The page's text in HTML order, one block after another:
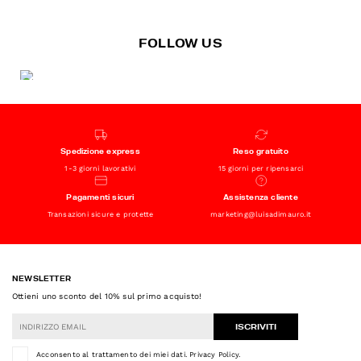
FOLLOW US
Spedizione express
1-3 giorni lavorativi
Reso gratuito
15 giorni per ripensarci
Pagamenti sicuri
Transazioni sicure e protette
Assistenza cliente
marketing@luisadimauro.it
NEWSLETTER
Ottieni uno sconto del 10% sul primo acquisto!
ISCRIVITI
Acconsento al trattamento dei miei dati. Privacy Policy.